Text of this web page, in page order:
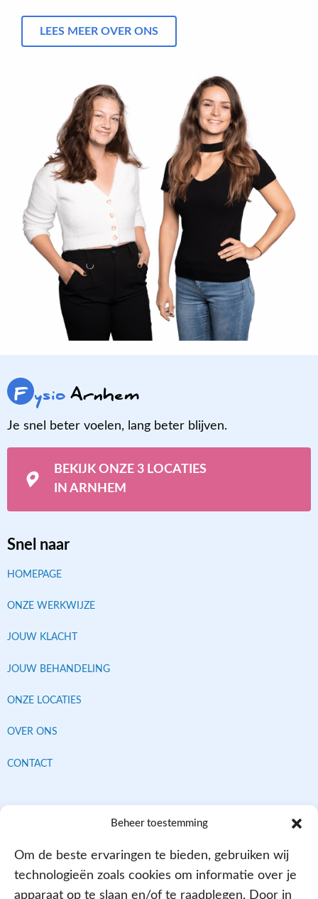
Beheer toestemming
Om de beste ervaringen te bieden, gebruiken wij
technologieën zoals cookies om informatie over je
apparaat op te slaan en/of te raadplegen. Door in
LEES MEER OVER ONS
F ysioArnhem
Je snel beter voelen, lang beter blijven.
BEKIJK ONZE 3 LOCATIES
IN ARNHEM
Snel naar
HOMEPAGE
ONZE WERKWIJZE
JOUW KLACHT
JOUW BEHANDELING
ONZE LOCATIES
OVER ONS
CONTACT
Contracten met alle verzekeraars